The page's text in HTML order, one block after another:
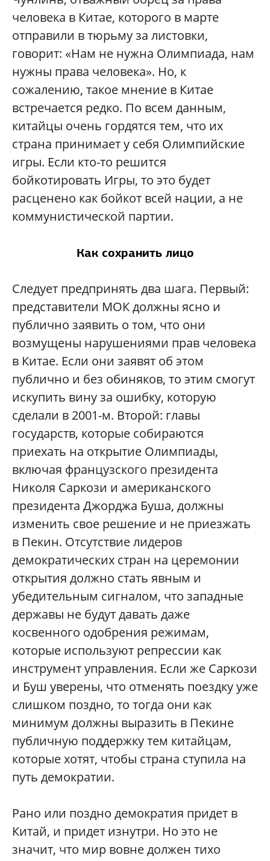
человека в Китае, которого в марте
отправили в тюрьму за листовки,
говорит: «Нам не нужна Олимпиада, нам
нужны права человека». Но, к
сожалению, такое мнение в Китае
встречается редко. По всем данным,
китайцы очень гордятся тем, что их
страна принимает у себя Олимпийские
игры. Если кто-то решится
бойкотировать Игры, то это будет
расценено как бойкот всей нации, а не
коммунистической партии.
Как сохранить лицо
Следует предпринять два шага. Первый:
представители МОК должны ясно и
публично заявить о том, что они
возмущены нарушениями прав человека
в Китае. Если они заявят об этом
публично и без обиняков, то этим смогут
искупить вину за ошибку, которую
сделали в 2001-м. Второй: главы
государств, которые собираются
приехать на открытие Олимпиады,
включая французского президента
Николя Саркози и американского
президента Джорджа Буша, должны
изменить свое решение и не приезжать
в Пекин. Отсутствие лидеров
демократических стран на церемонии
открытия должно стать явным и
убедительным сигналом, что западные
державы не будут давать даже
косвенного одобрения режимам,
которые используют репрессии как
инструмент управления. Если же Саркози
и Буш уверены, что отменять поездку уже
слишком поздно, то тогда они как
минимум должны выразить в Пекине
публичную поддержку тем китайцам,
которые хотят, чтобы страна ступила на
путь демократии.
Рано или поздно демократия придет в
Китай, и придет изнутри. Но это не
значит, что мир вовне должен тихо